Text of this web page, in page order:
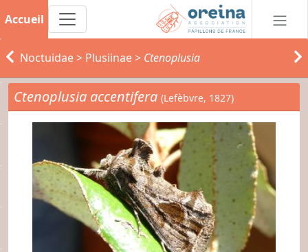
Accueil
Noctuidae> Plusiinae> Ctenoplusia
Ctenoplusia accentifera (Lefèbvre, 1827)